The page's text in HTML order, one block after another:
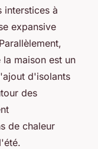
interstices à
expansive
maison est un
d'isolants
des
de chaleur